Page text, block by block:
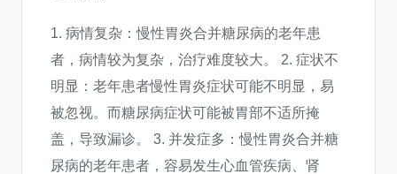
1. 病情复杂：慢性胃炎合并糖尿病的老年患
者，病情较为复杂，治疗难度较大。 2. 症状不
明显：老年患者慢性胃炎症状可能不明显，易
被忽视。而糖尿病症状可能被胃部不适所掩
盖，导致漏诊。 3. 并发症多：慢性胃炎合并糖
尿病的老年患者，容易发生心血管疾病、肾